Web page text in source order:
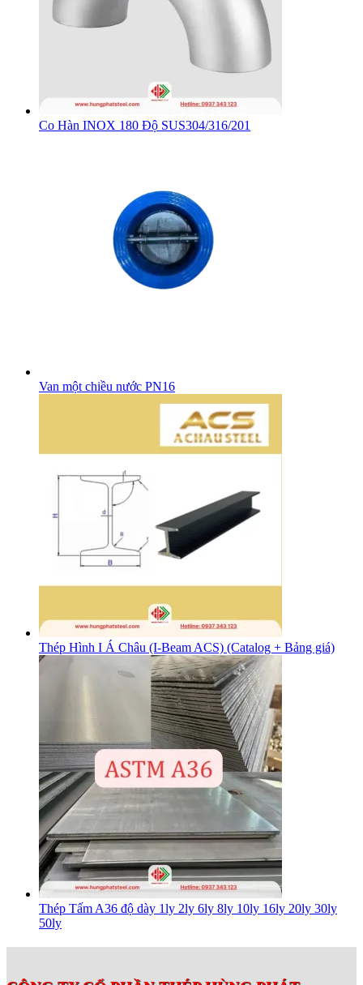
Co Hàn INOX 180 Độ SUS304/316/201
Van một chiều nước PN16
Thép Hình I Á Châu (I-Beam ACS) (Catalog + Bảng giá)
Thép Tấm A36 độ dày 1ly 2ly 6ly 8ly 10ly 16ly 20ly 30ly
50ly